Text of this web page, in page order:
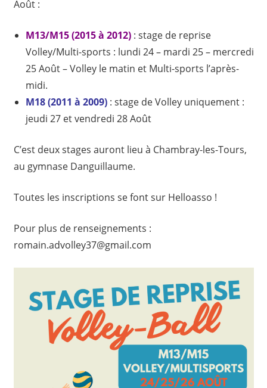
Août :
M13/M15 (2015 à 2012): stage de reprise
Volley/Multi-sports : lundi 24 – mardi 25 – mercredi
25 Août – Volley le matin et Multi-sports l’après-
midi.
M18 (2011 à 2009): stage de Volley uniquement :
jeudi 27 et vendredi 28 Août
C’est deux stages auront lieu à Chambray-les-Tours,
au gymnase Danguillaume.
Toutes les inscriptions se font sur Helloasso !
Pour plus de renseignements :
romain.advolley37@gmail.com